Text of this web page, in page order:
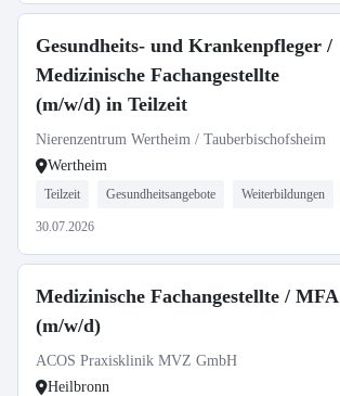
Gesundheits- und Krankenpfleger /
Medizinische Fachangestellte
(m/w/d) in Teilzeit
Nierenzentrum Wertheim / Tauberbischofsheim
Wertheim
Teilzeit Gesundheitsangebote Weiterbildungen
30.07.2026
Medizinische Fachangestellte / MFA
(m/w/d)
ACOS Praxisklinik MVZ GmbH
Heilbronn